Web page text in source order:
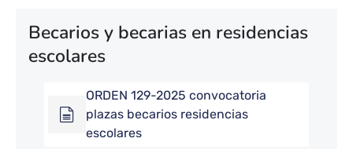
Becarios y becarias en residencias
escolares
ORDEN 129-2025 convocatoria
plazas becarios residencias
escolares